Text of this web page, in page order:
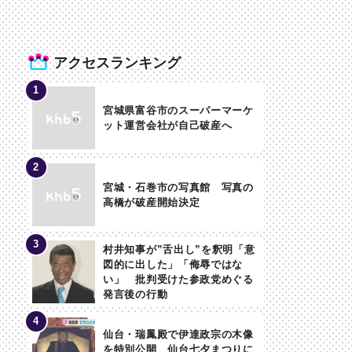
アクセスランキング
宮城県富谷市のスーパーマーケ
ット運営会社が自己破産へ
宮城・石巻市の写真館 写真の
高橋が破産開始決定
村井知事が”舌出し”を釈明「意
図的に出した」「侮辱ではな
い」 批判受けた参政党めぐる
発言後の行動
仙台・瑞鳳殿で伊達政宗の木像
を特別公開 仙台七夕まつりに